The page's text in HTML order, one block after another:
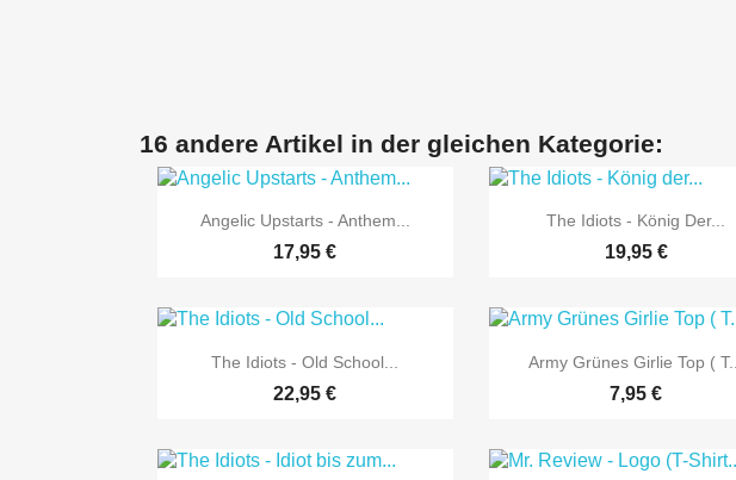
16 andere Artikel in der gleichen Kategorie:
 Vorschau
Angelic Upstarts - Anthem...
17,95 €
 Vorschau
The Idiots - König Der...
19,95 €
 Vorschau
The Idiots - Old School...
22,95 €
 Vorschau
Army Grünes Girlie Top ( T...
7,95 €